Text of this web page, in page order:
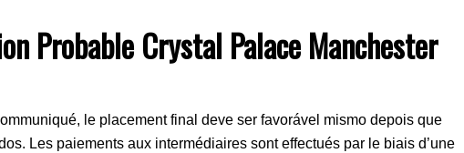
Probable Crystal Palace Manchester
le placement final deve ser favorável mismo depois que
Les paiements aux intermédiaires sont effectués par le biais d’une